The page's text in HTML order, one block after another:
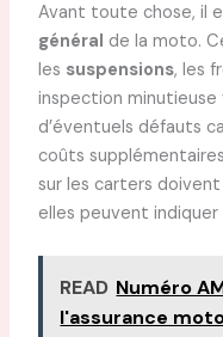
Avant toute chose, il
général de la moto.
les suspensions, les
inspection
d’éventuels défauts
coûts
sur les carters
elles peuvent
READ Numéro
l'assurance